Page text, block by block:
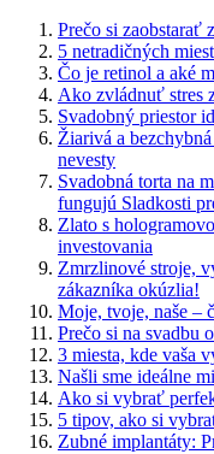
Prečo si zaobstarať
5 netradičných
Čo je retinol a aké
Ako zvládnuť stres
Svadobný priestor
Žiarivá a
nevesty
Svadobná torta na
fungujú Sladkosti
Zlato s
investovania
Zmrzlinové stroje,
zákazníka okúzlia!
Moje, tvoje, naše –
Prečo si na svadbu
3 miesta, kde vaša
Našli sme ideálne
Ako si vybrať
5 tipov, ako si
Zubné implantáty: